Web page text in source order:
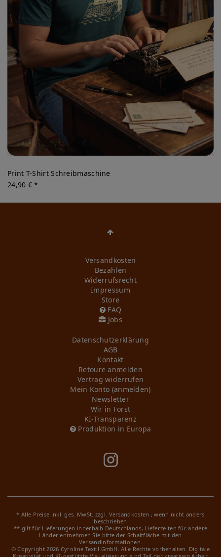
Print T-Shirt Schreibmaschine
24,90 € *
Versandkosten
Bezahlen
Widerrufs­recht
Impressum
Store
FAQ
Jobs
Daten­schutz­erklärung
AGB
Kontakt
Retoure anmelden
Vertrag widerrufen
Mein Konto (anmelden)
Newsletter
Wir in Forst
KI-Transparenz
Produktion in Europa
* Alle Preise inkl. ges. MwSt. zzgl. Versandkosten , wenn nicht anders
beschrieben
** gilt für Lieferungen innerhalb Deutschlands, Lieferzeiten für andere
Länder entnehmen Sie bitte der Schaltfläche mit den
Versandinformationen.
© Copyright 2026 Cyroline Textil GmbH. Alle Rechte vorbehalten. Digitale